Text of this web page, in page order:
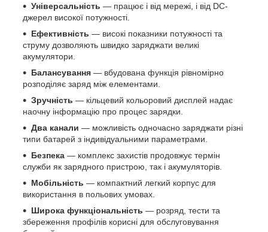
Універсальність — працює і від мережі, і від DC-
джерел високої потужності.
Ефективність — високі показники потужності та
струму дозволяють швидко заряджати великі
акумулятори.
Балансування — вбудована функція рівномірно
розподіляє заряд між елементами.
Зручність — кільцевий кольоровий дисплей надає
наочну інформацію про процес зарядки.
Два канали — можливість одночасно заряджати різні
типи батарей з індивідуальними параметрами.
Безпека — комплекс захистів продовжує термін
служби як зарядного пристрою, так і акумуляторів.
Мобільність — компактний легкий корпус для
використання в польових умовах.
Широка функціональність — розряд, тести та
збереження профілів корисні для обслуговування